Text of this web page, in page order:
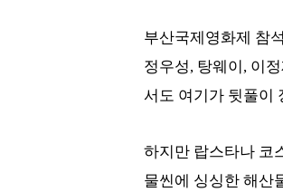
부산국제영화제 참
정우성, 탕웨이, 이
서도 여기가 뒷풀이
하지만 랍스타나 코
물씬에 싱싱한 해산